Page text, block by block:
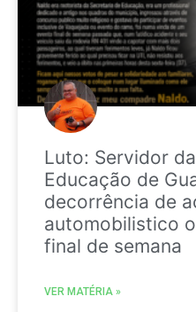
Luto: Servidor
Educação de
decorrência de
automobilistico
final de semana
VER MATÉRIA »